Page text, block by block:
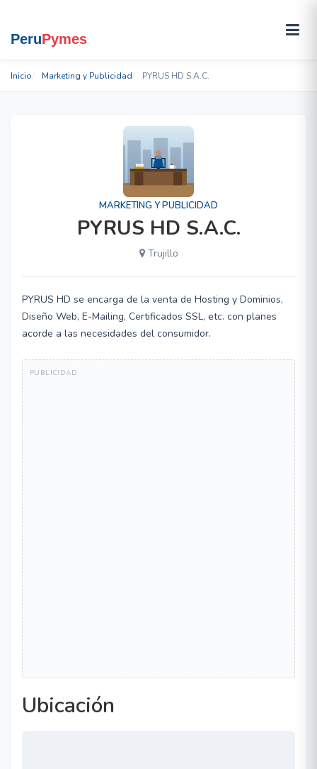
Inicio Marketing y Publicidad PYRUS HD S.A.C.
MARKETING Y PUBLICIDAD
PYRUS HD S.A.C.
Trujillo
PYRUS HD se encarga de la venta de Hosting y Dominios,
Diseño Web, E-Mailing, Certificados SSL, etc. con planes
acorde a las necesidades del consumidor.
Ubicación